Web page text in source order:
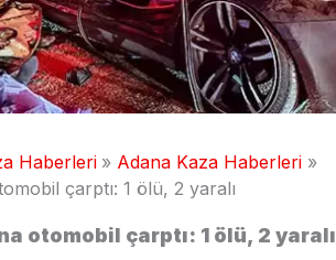
Haberleri
Adana Kaza Haberleri
çarptı: 1 ölü, 2 yaralı
otomobil çarptı: 1 ölü, 2 yaralı